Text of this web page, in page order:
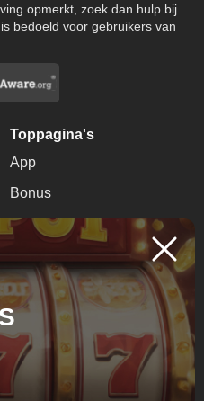
opmerkt, zoek dan hulp bij
bedoeld voor gebruikers van
Toppagina's
App
Bonus
Promotiecode
Geen Stortingsbonus